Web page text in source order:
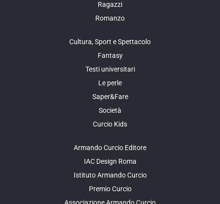
Ragazzi
Romanzo
Cultura, Sport e Spettacolo
Fantasy
Testi universitari
Le perle
Saper&Fare
Società
Curcio Kids
Armando Curcio Editore
IAC Design Roma
Istituto Armando Curcio
Premio Curcio